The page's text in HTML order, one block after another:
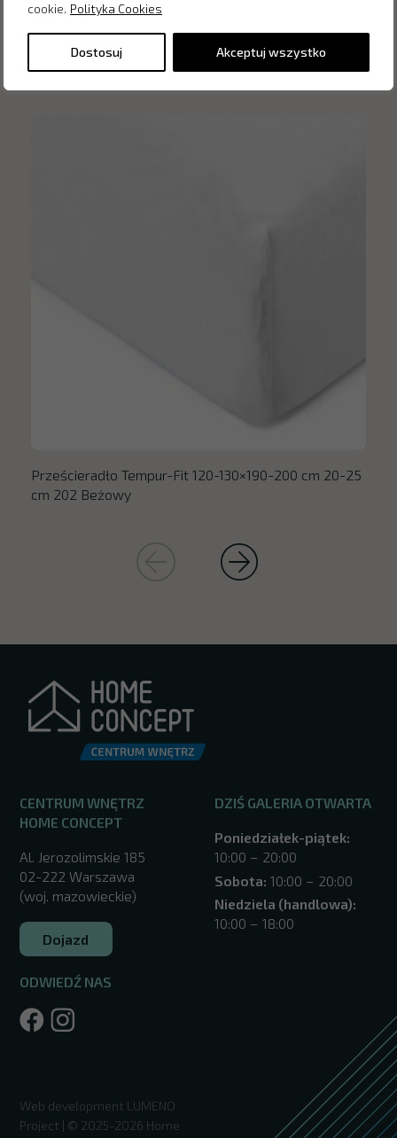
cookie. Polityka Cookies
Dostosuj Akceptuj wszystko
Inne produkty z kategorii
Prześcieradło Tempur-Fit 120-130×190-200 cm 20-25
cm 202 Beżowy
CENTRUM WNĘTRZ
HOME CONCEPT
Al. Jerozolimskie 185
02-222 Warszawa
(woj. mazowieckie)
Dojazd
ODWIEDŹ NAS
DZIŚ GALERIA OTWARTA
Poniedziałek-piątek:
10:00 – 20:00
Sobota: 10:00 – 20:00
Niedziela (handlowa):
10:00 – 18:00
Web development LUMENO
Project | © 2025-2026 Home